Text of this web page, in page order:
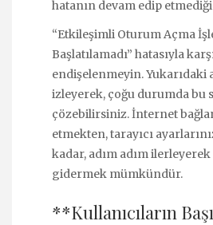
hatanın devam edip
“Etkileşimli Oturum Açma
Başlatılamadı” hatasıyla
endişelenmeyin. Yukarıdaki
izleyerek, çoğu durumda bu
çözebilirsiniz. İnternet
etmekten, tarayıcı
kadar, adım adım
gidermek mümkündür.
**Kullanıcıların